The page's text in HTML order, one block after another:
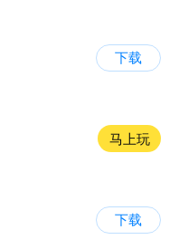
下载
马上玩
下载